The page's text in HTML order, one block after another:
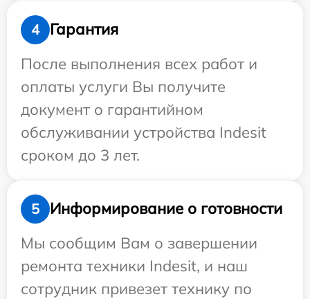
4
Гарантия
После выполнения всех работ и
оплаты услуги Вы получите
документ о гарантийном
обслуживании устройства Indesit
сроком до 3 лет.
5
Информирование о готовности
Мы сообщим Вам о завершении
ремонта техники Indesit, и наш
сотрудник привезет технику по